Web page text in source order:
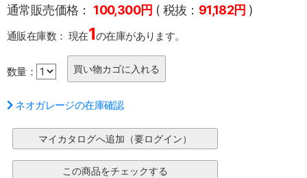
通常販売価格： 100,300円 ( 税抜： 91,182円 )
通販在庫数： 現在1の在庫があります。
数量：
ネオガレージの在庫確認